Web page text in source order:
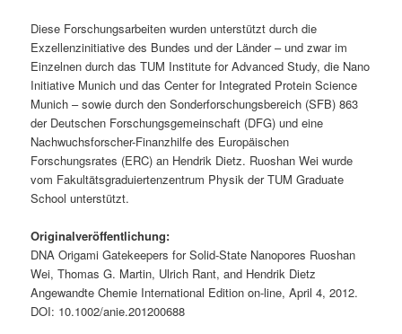
Diese Forschungsarbeiten wurden unterstützt durch die
Exzellenzinitiative des Bundes und der Länder – und zwar im
Einzelnen durch das TUM Institute for Advanced Study, die Nano
Initiative Munich und das Center for Integrated Protein Science
Munich – sowie durch den Sonderforschungsbereich (SFB) 863
der Deutschen Forschungsgemeinschaft (DFG) und eine
Nachwuchsforscher-Finanzhilfe des Europäischen
Forschungsrates (ERC) an Hendrik Dietz. Ruoshan Wei wurde
vom Fakultätsgraduiertenzentrum Physik der TUM Graduate
School unterstützt.
Originalveröffentlichung:
DNA Origami Gatekeepers for Solid-State Nanopores Ruoshan
Wei, Thomas G. Martin, Ulrich Rant, and Hendrik Dietz
Angewandte Chemie International Edition on-line, April 4, 2012.
DOI: 10.1002/anie.201200688